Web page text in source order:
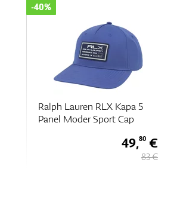
Ralph Lauren RLX Kapa 5
Panel Moder Sport Cap
-40%
49,80€
83 €